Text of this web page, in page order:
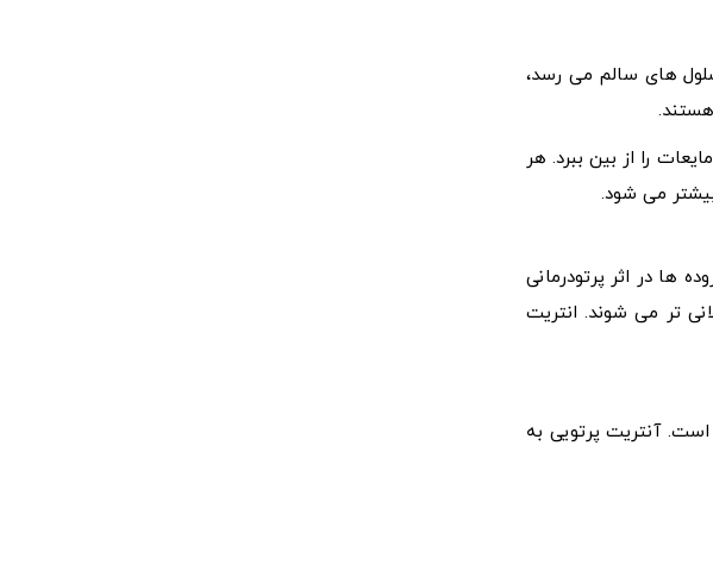
های سالم می رسد،
را از بین ببرد. هر
بیشتر می شود.
ها در اثر پرتودرمانی
تر می شوند. انتریت
است. آنتریت پرتویی به